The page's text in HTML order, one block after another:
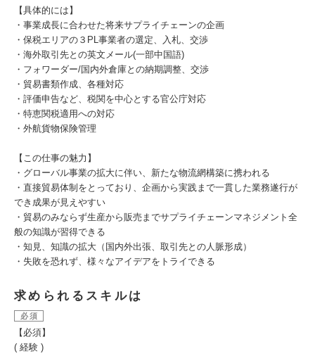
【具体的には】
・事業成長に合わせた将来サプライチェーンの企画
・保税エリアの３PL事業者の選定、入札、交渉
・海外取引先との英文メール(一部中国語)
・フォワーダー/国内外倉庫との納期調整、交渉
・貿易書類作成、各種対応
・評価申告など、税関を中心とする官公庁対応
・特恵関税適用への対応
・外航貨物保険管理
【この仕事の魅力】
・グローバル事業の拡大に伴い、新たな物流網構築に携われる
・直接貿易体制をとっており、企画から実践まで一貫した業務遂行が
でき成果が見えやすい
・貿易のみならず生産から販売までサプライチェーンマネジメント全
般の知識が習得できる
・知見、知識の拡大（国内外出張、取引先との人脈形成）
・失敗を恐れず、様々なアイデアをトライできる
求められるスキルは
必須
【必須】
( 経験 )